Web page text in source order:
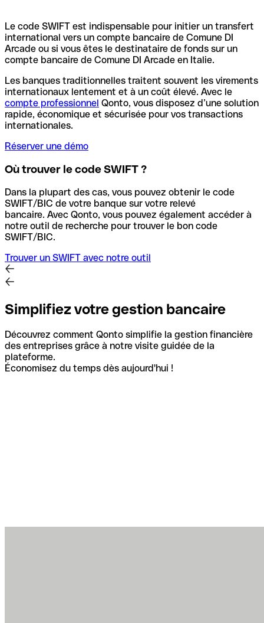
Le code SWIFT est indispensable pour initier un transfert
international vers un compte bancaire de Comune DI
Arcade ou si vous êtes le destinataire de fonds sur un
compte bancaire de Comune DI Arcade en Italie.
Les banques traditionnelles traitent souvent les virements
internationaux lentement et à un coût élevé. Avec le
compte professionnel Qonto, vous disposez d’une solution
rapide, économique et sécurisée pour vos transactions
internationales.
Réserver une démo
Où trouver le code SWIFT ?
Dans la plupart des cas, vous pouvez obtenir le code
SWIFT/BIC de votre banque sur votre relevé
bancaire. Avec Qonto, vous pouvez également accéder à
notre outil de recherche pour trouver le bon code
SWIFT/BIC.
Trouver un SWIFT avec notre outil
Simplifiez votre gestion bancaire
Découvrez comment Qonto simplifie la gestion financière
des entreprises grâce à notre visite guidée de la
plateforme.
Économisez du temps dès aujourd'hui !